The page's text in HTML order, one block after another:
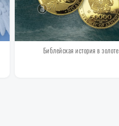
Библейская история в золоте